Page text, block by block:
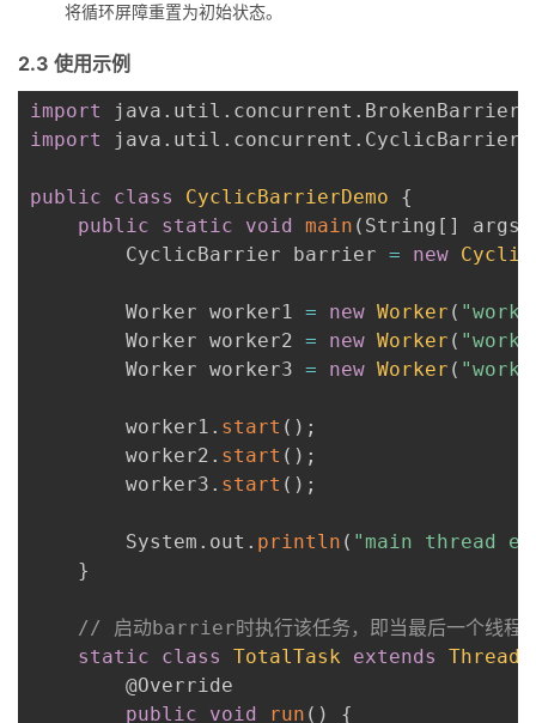
将循环屏障重置为初始状态。
2.3 使用示例
import java . util . concurrent .
import
java . util . concurrent . CyclicBarrier
public class CyclicBarrierDemo
{
public
static void main ( String [ ] args
        CyclicBarrier barrier
= new
        Worker worker1
= new Worker (
        Worker worker2
= new Worker (
        Worker worker3
= new Worker (
        worker1
. start ( ) ;
        worker2
. start ( ) ;
        worker3
. start ( ) ;
        System
. out . println ( "main thread
}
// 启动barrier时执行该任务，即当最后一个线程
static
class TotalTask extends Thread
        @Override
public
void run ( ) {